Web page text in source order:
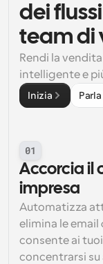
dei
team di
Rendi la
intelligente e
Inizia
01
Accorcia il
impresa
Automatizza
elimina le email
consente ai
concentrarsi